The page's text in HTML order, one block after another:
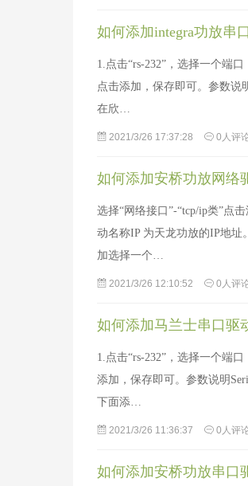
如何添加integra功放串
1.点击“rs-232”，选择一个端
点击添加，保存即可。参数说
在欣…
2021/3/26 17:37:28 0人评
如何添加安桥功放网络
选择“网络接口”-“tcp/ip类”点
动名称IP 为天龙功放的IP地址
加选择一个…
2021/3/26 12:10:52 0人评
如何添加马兰士串口驱
1.点击“rs-232”，选择一个端
添加，保存即可。参数说明
下面添…
2021/3/26 11:36:37 0人评
如何添加安桥功放串口